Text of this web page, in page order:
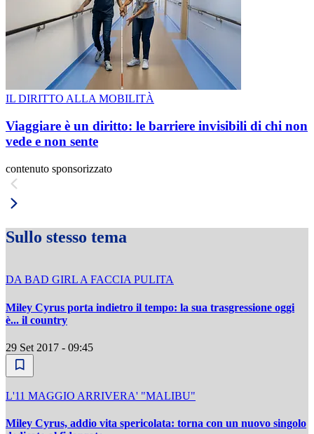
IL DIRITTO ALLA MOBILITÀ
Viaggiare è un diritto: le barriere invisibili di chi non
vede e non sente
contenuto sponsorizzato
Sullo stesso tema
DA BAD GIRL A FACCIA PULITA
Miley Cyrus porta indietro il tempo: la sua trasgressione oggi
è... il country
29 Set 2017 - 09:45
L'11 MAGGIO ARRIVERA' "MALIBU"
Miley Cyrus, addio vita spericolata: torna con un nuovo singolo